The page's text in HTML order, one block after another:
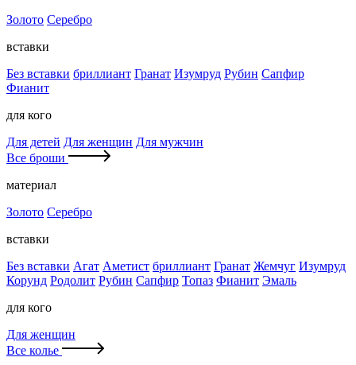
Золото Серебро
вставки
Без вставки бриллиант Гранат Изумруд Рубин Сапфир
Фианит
для кого
Для детей Для женщин Для мужчин
Все броши
материал
Золото Серебро
вставки
Без вставки Агат Аметист бриллиант Гранат Жемчуг Изумруд
Корунд Родолит Рубин Сапфир Топаз Фианит Эмаль
для кого
Для женщин
Все колье